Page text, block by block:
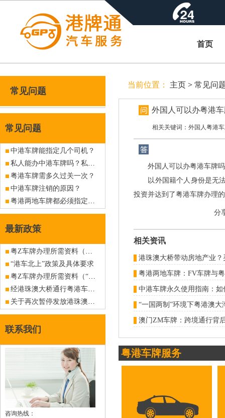
首页
常见问题
常见问题
中港车牌能指定几个司机？
私人能办中港车牌吗？私人能办粤港车牌吗？
粤港车牌需多久过关一次？
中港车牌注销的原因？
粤港两地车牌都必须指定某个口岸吗？
最新政策
粤Z车牌办理所需资料（捐赠兴办公益事业者）（旧政策已作废，仅供查阅）
“港车北上”政策及具体要求
粤Z车牌办理所需资料（“三来一补”企业）（旧政策已作废，仅供查阅）
经港珠澳大桥通行粤港车牌车辆海关备案过渡期海关备案方法
关于再次暂停发放港珠澳大桥口岸内地入出香港商务车指标（FV车牌）的公告
联系我们
咨询热线：
当前位置： 主页 > 常见问
外国人可以办粤港
相关关键词：外国人粤港
外国人可以办粤港车牌
以外国籍个人身份是无法
投资并达到了粤港车牌办理
分
相关资讯
港珠澳大桥带动房地产业
粤港两地车牌：FV车牌与
中港车牌永久使用指南：
澳门ZM车牌：跨境通行背
粤港车牌服务